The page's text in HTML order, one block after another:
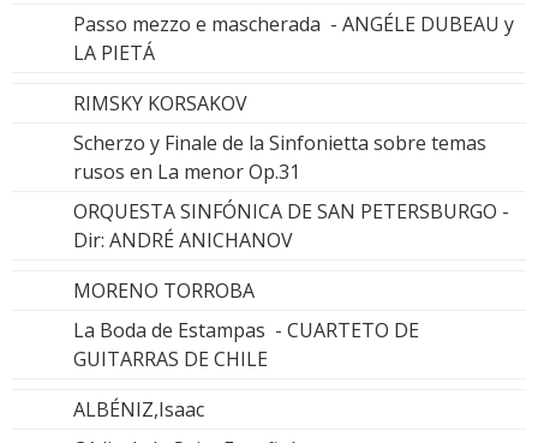
Passo mezzo e mascherada - ANGÉLE DUBEAU y
LA PIETÁ
RIMSKY KORSAKOV
Scherzo y Finale de la Sinfonietta sobre temas
rusos en La menor Op.31
ORQUESTA SINFÓNICA DE SAN PETERSBURGO -
Dir: ANDRÉ ANICHANOV
MORENO TORROBA
La Boda de Estampas - CUARTETO DE
GUITARRAS DE CHILE
ALBÉNIZ,Isaac